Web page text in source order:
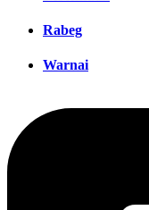
Rabeg
Warnai